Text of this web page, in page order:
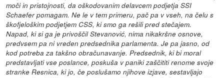
moči in pristojnosti, da oškodovanim delavcem podjetja SSI
Schaefer pomagam. Ne le v tem primeru, pač pa v vseh, na čelu s
škofjeloškim podjetjem CSS, ki smo ga rešili pred stečajem.
Napad, ki si ga je privoščil Stevanović, nima nikakršne osnove,
predvsem pa ni vreden predsednika parlamenta. Je pa jasno, od
kod potreba za takšno obračunavanje. Predsednik, ki bi moral
predstavljati vse poslance, poskuša v paniki zaščititi renome svoje
stranke Resnica, ki jo, če poslušamo njihove izjave, sestavljajo